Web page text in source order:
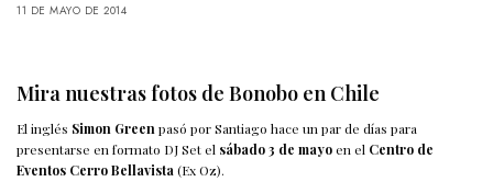
11 DE MAYO DE 2014
Mira nuestras fotos de Bonobo en Chile
El inglés Simon Green pasó por Santiago hace un par de días para
presentarse en formato DJ Set el sábado 3 de mayoen el Centro de
Eventos Cerro Bellavista (Ex Oz).